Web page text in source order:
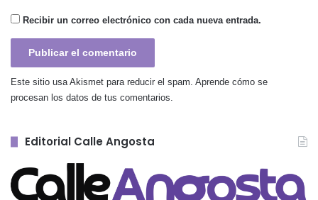
Recibir un correo electrónico con cada nueva entrada.
Este sitio usa Akismet para reducir el spam. Aprende cómo se
procesan los datos de tus comentarios.
Editorial Calle Angosta